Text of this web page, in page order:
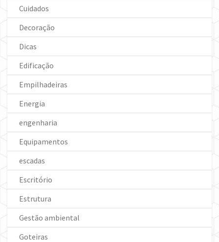
Cuidados
Decoração
Dicas
Edificação
Empilhadeiras
Energia
engenharia
Equipamentos
escadas
Escritório
Estrutura
Gestão ambiental
Goteiras